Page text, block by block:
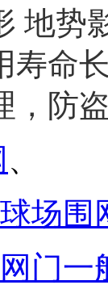
地
寿命
，防
、
场围
门一